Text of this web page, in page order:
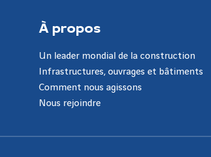
À propos
Un leader mondial de la construction
Infrastructures, ouvrages et bâtiments
Comment nous agissons
Nous rejoindre